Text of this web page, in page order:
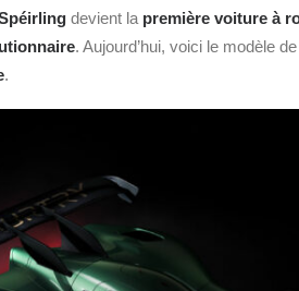
devient la première voiture à
. Aujourd’hui, voici le modèle
.